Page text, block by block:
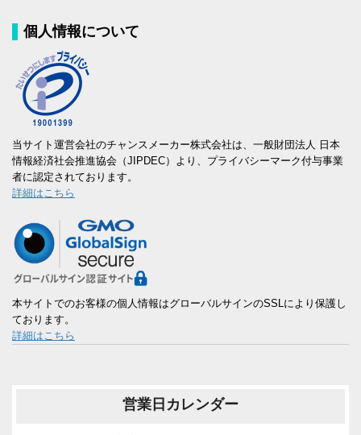
個人情報について
当サイト運営会社のチャンスメーカー株式会社は、一般財団法人 日本
情報経済社会推進協会（JIPDEC）より、プライバシーマーク付与事業
者に認定されております。
詳細はこちら
本サイトでのお客様の個人情報はグローバルサインのSSLにより保護し
ております。
詳細はこちら
営業日カレンダー